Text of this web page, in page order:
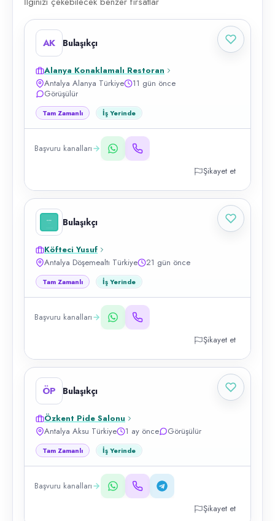
AK Bulaşıkçı
Alanya Konaklamalı Restoran
Antalya Alanya Türkiye
11 gün önce
Görüşülür
Tam Zamanlı İş Yerinde
Başvuru kanalları
Şikayet et
Bulaşıkçı
Köfteci Yusuf
Antalya Döşemealtı Türkiye
21 gün önce
Tam Zamanlı İş Yerinde
Başvuru kanalları
Şikayet et
ÖP Bulaşıkçı
Özkent Pide Salonu
Antalya Aksu Türkiye
1 ay önce Görüşülür
Tam Zamanlı İş Yerinde
Başvuru kanalları
Şikayet et